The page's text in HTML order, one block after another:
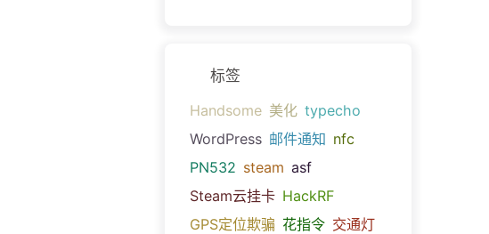
标签
Handsome 美化 typecho
WordPress 邮件通知 nfc
PN532 steam asf
Steam云挂卡 HackRF
GPS定位欺骗 花指令 交通灯